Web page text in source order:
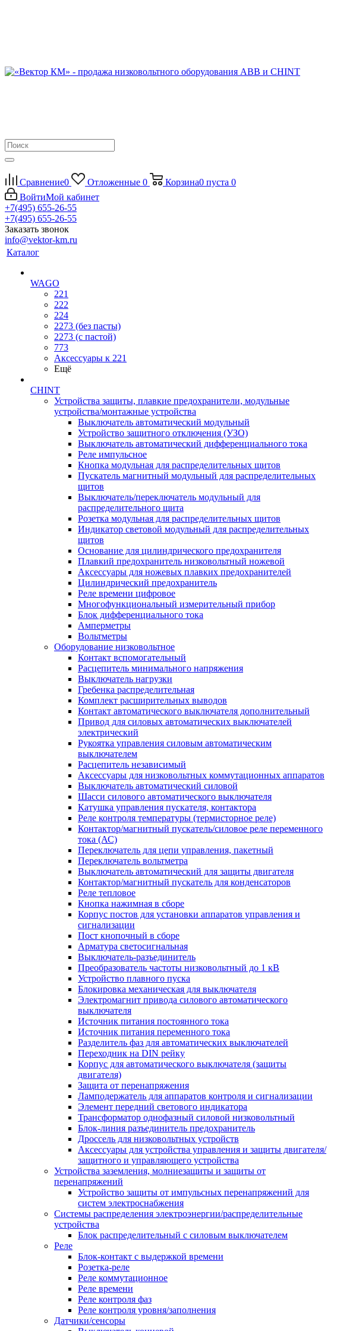
Сравнение0 Отложенные 0 Корзина0 пуста 0
ВойтиМой кабинет
+7(495) 655-26-55
+7(495) 655-26-55
Заказать звонок
info@vektor-km.ru
Каталог
WAGO
221
222
224
2273 (без пасты)
2273 (с пастой)
773
Аксессуары к 221
Ещё
CHINT
Устройства защиты, плавкие предохранители, модульные
устройства/монтажные устройства
Выключатель автоматический модульный
Устройство защитного отключения (УЗО)
Выключатель автоматический дифференциального тока
Реле импульсное
Кнопка модульная для распределительных щитов
Пускатель магнитный модульный для распределительных
щитов
Выключатель/переключатель модульный для
распределительного щита
Розетка модульная для распределительных щитов
Индикатор световой модульный для распределительных
щитов
Основание для цилиндрического предохранителя
Плавкий предохранитель низковольтный ножевой
Аксессуары для ножевых плавких предохранителей
Цилиндрический предохранитель
Реле времени цифровое
Многофункциональный измерительный прибор
Блок дифференциального тока
Амперметры
Вольтметры
Оборудование низковольтное
Контакт вспомогательный
Расцепитель минимального напряжения
Выключатель нагрузки
Гребенка распределительная
Комплект расширительных выводов
Контакт автоматического выключателя дополнительный
Привод для силовых автоматических выключателей
электрический
Рукоятка управления силовым автоматическим
выключателем
Расцепитель независимый
Аксессуары для низковольтных коммутационных аппаратов
Выключатель автоматический силовой
Шасси силового автоматического выключателя
Катушка управления пускателя, контактора
Реле контроля температуры (термисторное реле)
Контактор/магнитный пускатель/силовое реле переменного
тока (АС)
Переключатель для цепи управления, пакетный
Переключатель вольтметра
Выключатель автоматический для защиты двигателя
Контактор/магнитный пускатель для конденсаторов
Реле тепловое
Кнопка нажимная в сборе
Корпус постов для установки аппаратов управления и
сигнализации
Пост кнопочный в сборе
Арматура светосигнальная
Выключатель-разъединитель
Преобразователь частоты низковольтный до 1 кВ
Устройство плавного пуска
Блокировка механическая для выключателя
Электромагнит привода силового автоматического
выключателя
Источник питания постоянного тока
Источник питания переменного тока
Разделитель фаз для автоматических выключателей
Переходник на DIN рейку
Корпус для автоматического выключателя (защиты
двигателя)
Защита от перенапряжения
Ламподержатель для аппаратов контроля и сигнализации
Элемент передний светового индикатора
Трансформатор однофазный силовой низковольтный
Блок-линия разъединитель предохранитель
Дроссель для низковольтных устройств
Аксессуары для устройства управления и защиты двигателя/
защитного и управляющего устройства
Устройства заземления, молниезащиты и защиты от
перенапряжений
Устройство защиты от импульсных перенапряжений для
систем электроснабжения
Системы распределения электроэнергии/распределительные
устройства
Блок распределительный с силовым выключателем
Реле
Блок-контакт с выдержкой времени
Розетка-реле
Реле коммутационное
Реле времени
Реле контроля фаз
Реле контроля уровня/заполнения
Датчики/сенсоры